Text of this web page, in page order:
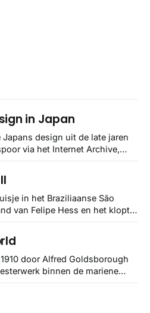
in Japan
design uit de late jaren
via het Internet Archive,
hebben ze alle scans een
op deze manier vind ik ze er
in het Braziliaanse São
van Felipe Hess en het klopt
door Alfred Goldsborough
binnen de mariene
kwallensoorten en hun